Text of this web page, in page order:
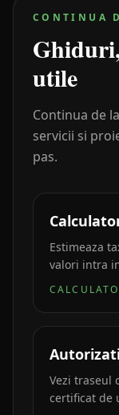
CONTINUA
utile
Continua de
servicii si
pas.
Estimeaza
valori intra
Vezi traseul
certificat de